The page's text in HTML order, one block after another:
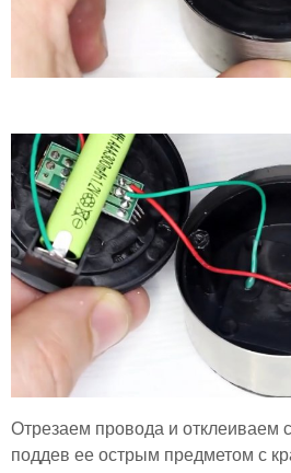
Отрезаем провода и отклеиваем
поддев ее острым предметом с